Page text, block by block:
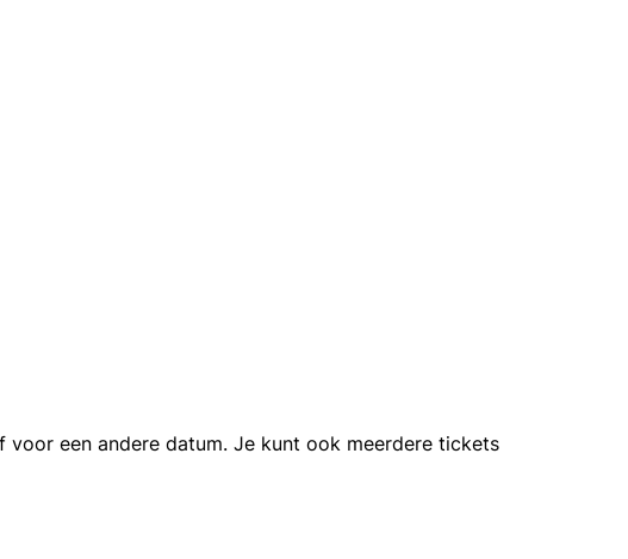
een andere datum. Je kunt ook meerdere tickets